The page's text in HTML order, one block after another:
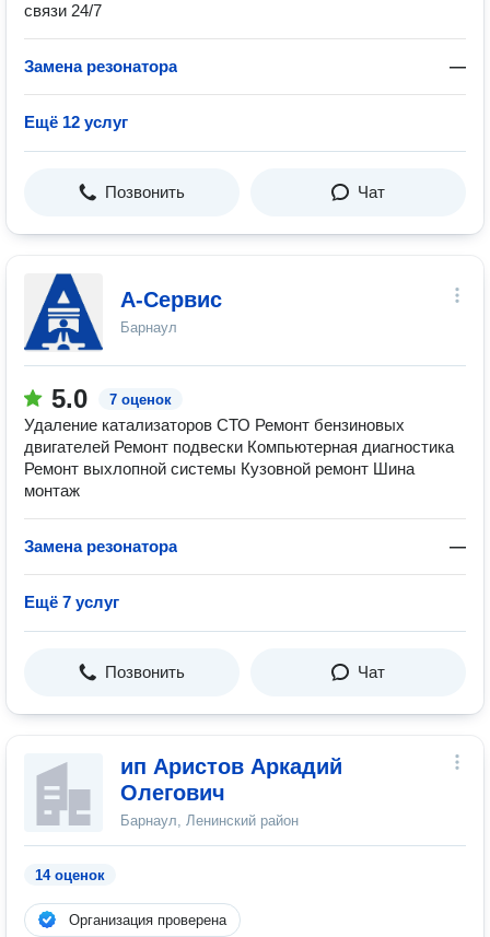
связи 24/7
Замена резонатора —
Ещё 12 услуг
Позвонить Чат
А-Сервис
Барнаул
5.0 7 оценок
Удаление катализаторов СТО Ремонт бензиновых
двигателей Ремонт подвески Компьютерная диагностика
Ремонт выхлопной системы Кузовной ремонт Шина
монтаж
Замена резонатора —
Ещё 7 услуг
Позвонить Чат
ип Аристов Аркадий
Олегович
Барнаул, Ленинский район
14 оценок
Организация проверена